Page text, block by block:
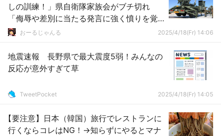
しの訓練！」県自衛隊家族会がブチ切れ
「侮辱や差別に当たる発言に強く憤りを覚
える」県議団は謝罪
おーるじゃんる 2025/4/18(Fr) 14:06
地震速報 長野県で最大震度5弱！みんなの
反応が意外すぎて草
TweetPocket 2025/4/18(Fr) 14:05
【要注意】日本（韓国）旅行でレストランに
行くならコレはNG！→知らずにやるとマナ